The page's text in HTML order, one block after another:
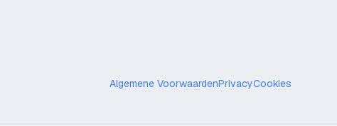
Algemene VoorwaardenPrivacyCookies